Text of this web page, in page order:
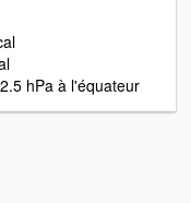
hPa à l'équateur